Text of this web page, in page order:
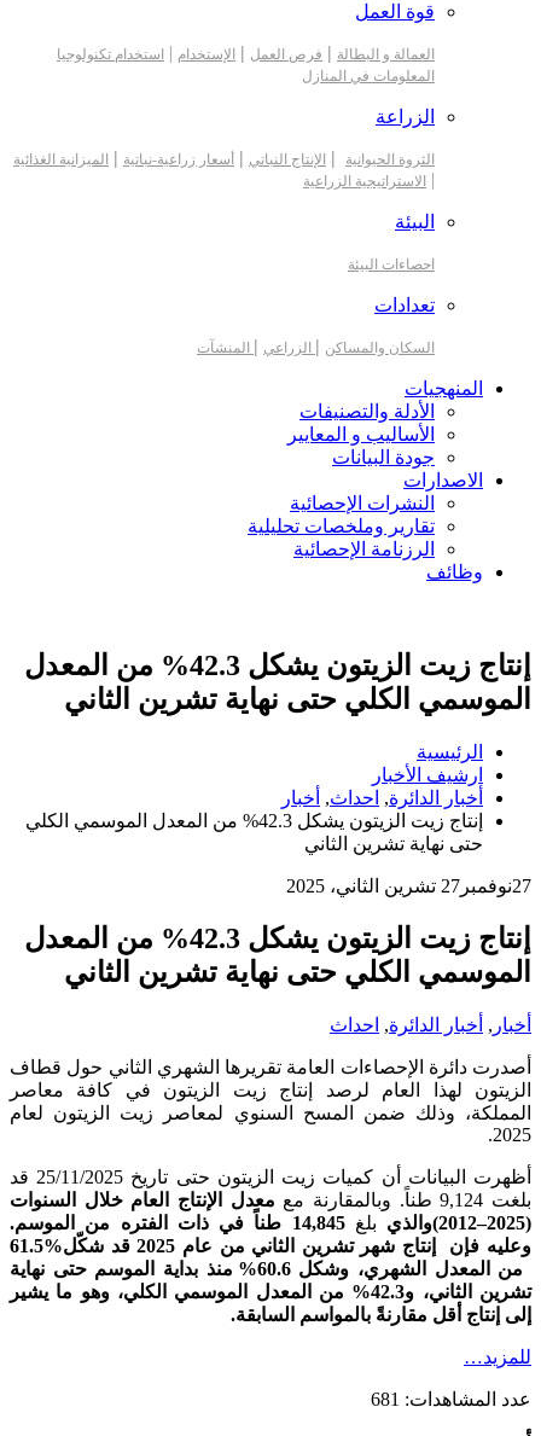
قوة العمل
العمالة و البطالة | فرص العمل | الإستخدام |
استخدام تكنولوجيا
المعلومات في المنازل
الزراعة
الثروة الحيوانية | الإنتاج النباتي | أسعار زراعية-نباتية | الميزانية الغذائية
| الاستراتيجية الزراعية
البيئة
احصاءات البيئة
تعدادات
السكان والمساكن | الزراعي | المنشآت
المنهجيات
الأدلة والتصنيفات
الأساليب و المعايير
جودة البيانات
الاصدارات
النشرات الإحصائية
تقارير وملخصات تحليلية
الرزنامة الإحصائية
وظائف
إنتاج زيت الزيتون يشكل 42.3% من المعدل
الموسمي الكلي حتى نهاية تشرين الثاني
الرئيسية
ارشيف الأخبار
أخبار الدائرة, احداث, أخبار
إنتاج زيت الزيتون يشكل 42.3% من المعدل الموسمي الكلي
حتى نهاية تشرين الثاني
27نوفمبر 27 تشرين الثاني، 2025
إنتاج زيت الزيتون يشكل 42.3% من المعدل
الموسمي الكلي حتى نهاية تشرين الثاني
أخبار , أخبار الدائرة, احداث
أصدرت دائرة الإحصاءات العامة تقريرها الشهري الثاني حول قطاف
الزيتون لهذا العام لرصد إنتاج زيت الزيتون في كافة معاصر
المملكة، وذلك ضمن المسح السنوي لمعاصر زيت الزيتون لعام
2025.
أظهرت البيانات أن كميات زيت الزيتون حتى تاريخ 25/11/2025 قد
بلغت 9,124 طناً. وبالمقارنة مع
معدل الإنتاج العام خلال السنوات
(2025–2012)
والذي بلغ 14,845
طناً في ذات الفتره من الموسم.
وعليه فإن إنتاج شهر تشرين الثاني من عام 2025 قد شكّل
%61.5
من المعدل الشهري، وشكل 60.6% منذ بداية الموسم حتى نهاية
تشرين الثاني، و42.3% من المعدل الموسمي الكلي، وهو ما يشير
إلى إنتاج أقل مقارنةً بالمواسم السابقة.
للمزيد…
عدد المشاهدات: 681